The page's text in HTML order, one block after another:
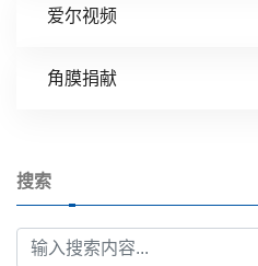
爱尔视频
角膜捐献
搜索